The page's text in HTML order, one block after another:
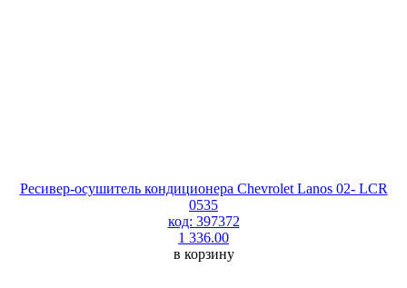
Ресивер-осушитель кондиционера Chevrolet Lanos 02- LCR
0535
код: 397372
1 336.00
в корзину